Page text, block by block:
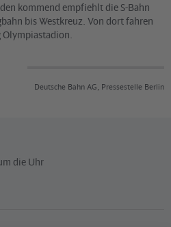
kommend empfiehlt die S-Bahn
bis Westkreuz. Von dort fahren
Deutsche Bahn AG, Pressestelle Berlin
die Uhr